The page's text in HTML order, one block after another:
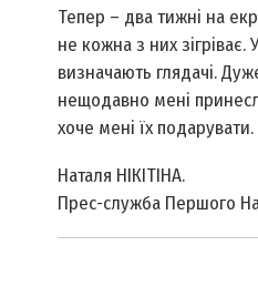
Тепер – два тижні на
не кожна з них
визначають глядачі.
нещодавно мені
хоче мені їх
Наталя НІКІТІНА.
Прес-служба Першого